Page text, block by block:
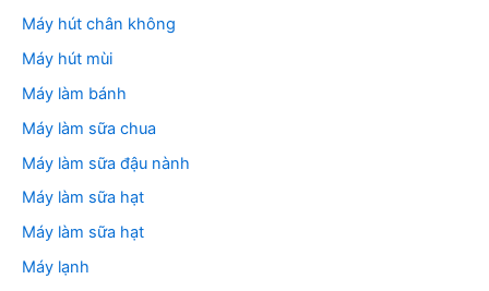
Máy hút chân không
Máy hút mùi
Máy làm bánh
Máy làm sữa chua
Máy làm sữa đậu nành
Máy làm sữa hạt
Máy làm sữa hạt
Máy lạnh